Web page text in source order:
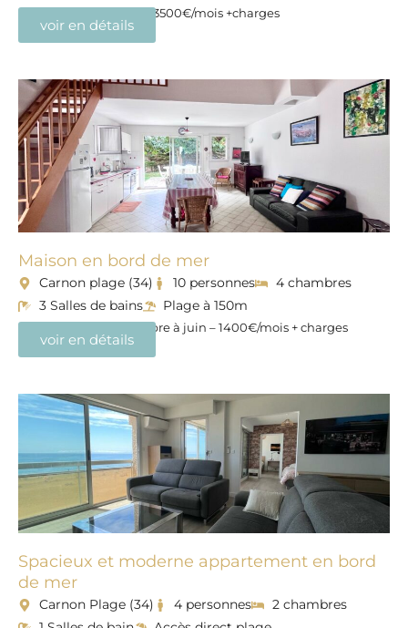
Disponible à l’année – 3500€/mois +charges
voir en détails
Maison en bord de mer
Carnon plage (34) 10 personnes
4 chambres
3 Salles de bains
Plage à 150m
Disponible de septembre à juin – 1400€/mois + charges
voir en détails
Spacieux et moderne appartement en bord
de mer​
Carnon Plage (34) 4 personnes
2 chambres